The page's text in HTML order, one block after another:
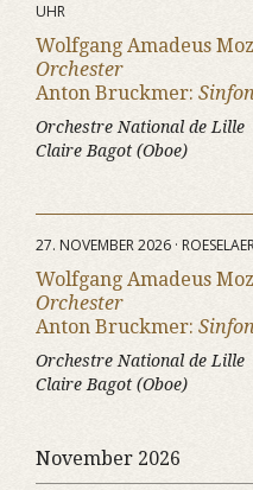
UHR
Wolfgang Amadeus
Orchester
Anton Bruckmer:
Orchestre National de Lille
Claire Bagot (Oboe)
27. NOVEMBER 2026 ·
Wolfgang Amadeus
Orchester
Anton Bruckmer:
Orchestre National de Lille
Claire Bagot (Oboe)
November 2026